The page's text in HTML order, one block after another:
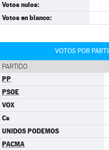
Votos nulos:
Votos en blanco:
VOTOS POR
PARTIDO
PP
PSOE
VOX
Cs
UNIDOS PODEMOS
PACMA